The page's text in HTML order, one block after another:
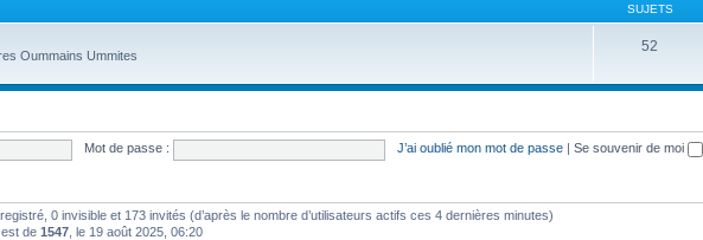
SUJETS
Oummains Ummites
52
Mot de passe : J’ai oublié mon mot de passe Se souvenir de moi
0 invisible et 173 invités (d’après le nombre d’utilisateurs actifs ces 4 dernières minutes)
de 1547 , le 19 août 2025, 06:20